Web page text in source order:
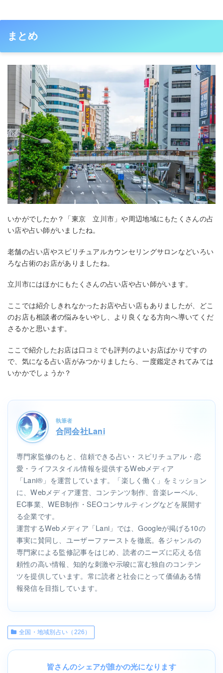
まとめ
いかがでしたか？「東京 立川市」や周辺地域にもたくさんの占
い店や占い師がいましたね。
老舗の占い店やスピリチュアルカウンセリングサロンなどいろい
ろな占術のお店がありましたね。
立川市にはほかにもたくさんの占い店や占い師がいます。
ここでは紹介しきれなかったお店や占い店もありましたが、どこ
のお店も相談者の悩みをいやし、より良くなる方向へ導いてくだ
さるかと思います。
ここで紹介したお店は口コミでも評判のよいお店ばかりですの
で、気になる占い店がみつかりましたら、一度鑑定されてみては
いかかでしょうか？
執筆者
合同会社Lani
専門家監修のもと、信頼できる占い・スピリチュアル・恋
愛・ライフスタイル情報を提供するWebメディア
「Lani®」を運営しています。「楽しく働く」をミッション
に、Webメディア運営、コンテンツ制作、音楽レーベル、
EC事業、WEB制作・SEOコンサルティングなどを展開す
る企業です。
運営するWebメディア「Lani」では、Googleが掲げる10の
事実に賛同し、ユーザーファーストを徹底。各ジャンルの
専門家による監修記事をはじめ、読者のニーズに応える信
頼性の高い情報、知的な刺激や示唆に富む独自のコンテン
ツを提供しています。常に読者と社会にとって価値ある情
報発信を目指しています。
全国・地域別占い（226）
皆さんのシェアが誰かの光になります